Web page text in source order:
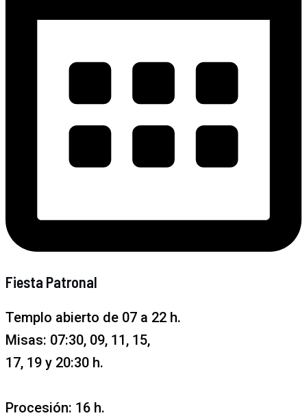
Fiesta Patronal
Templo abierto de 07 a 22 h.
Misas: 07:30, 09, 11, 15,
17, 19 y 20:30 h.
Procesión: 16 h.